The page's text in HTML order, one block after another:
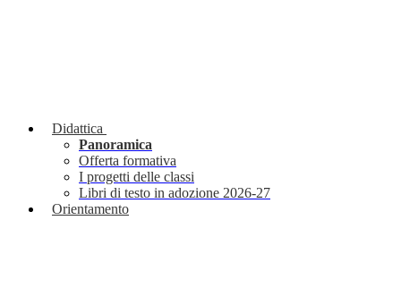
Didattica
Panoramica
Offerta formativa
I progetti delle classi
Libri di testo in adozione 2026-27
Orientamento